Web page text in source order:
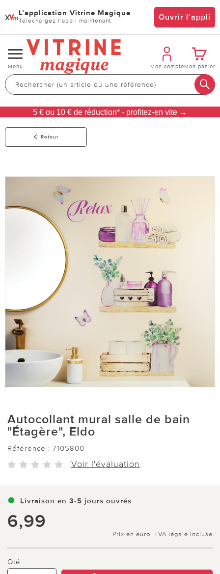
x L’application Vitrine Magique
Téléchargez l’appli maintenant Ouvrir l’appli
Changer
de
navigation
Menu Mon compteMon panier
5 € ou 10 € de réduction* - profitez-en vite →
Retour
Autocollant mural salle de bain
"Étagère", Eldo
Référence : 7105800
Voir l'évaluation
Livraison en 3-5 jours ouvrés
6,99
Prix en euro, TVA légale incluse
Qté